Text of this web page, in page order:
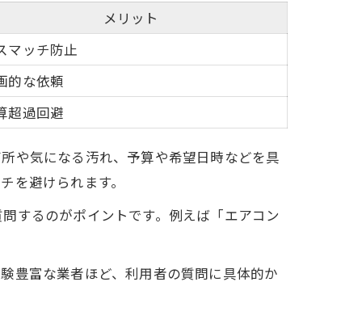
メリット
マッチ防止
的な依頼
超過回避
や気になる汚れ、予算や希望日時などを具
を避けられます。
するのがポイントです。例えば「エアコン
豊富な業者ほど、利用者の質問に具体的か